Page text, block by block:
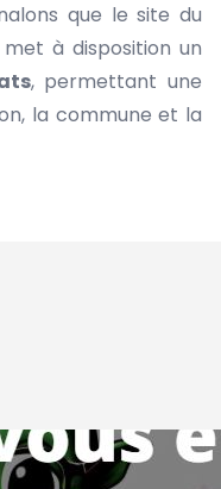
que le site du
à disposition un
, permettant une
la commune et la